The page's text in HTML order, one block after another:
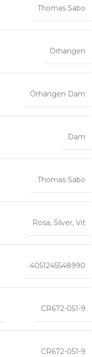
Thomas Sabo
Örhängen
Örhängen Dam
Dam
Thomas Sabo
Rosa, Silver, Vit
4051245548990
CR672-051-9
CR672-051-9